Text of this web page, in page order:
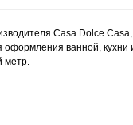
Casa Dolce Casa,
оформления ванной, кухни
метр.